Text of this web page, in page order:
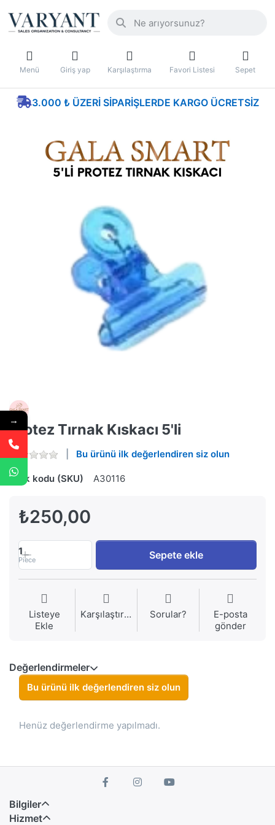
Menü Giriş yap Karşılaştırma Favori Listesi Sepet
3.000 ₺ ÜZERI SIPARIŞLERDE KARGO ÜCRETSIZ
Protez Tırnak Kıskacı 5'li
Bu ürünü ilk değerlendiren siz olun
Stok kodu (SKU) A30116
₺250,00
1
Piece Sepete ekle
Listeye
Ekle
Karşılaştırma Sorular?
E-posta
gönder
Değerlendirmeler
Bu ürünü ilk değerlendiren siz olun
Henüz değerlendirme yapılmadı.
Bilgiler
Hizmet
→